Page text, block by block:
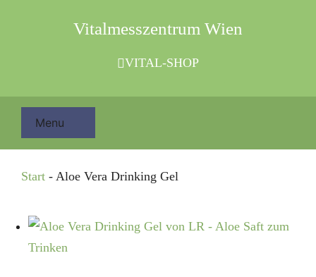
Vitalmesszentrum Wien
VITAL-SHOP
Menu
Aloe Vera
Start - Aloe Vera Drinking Gel